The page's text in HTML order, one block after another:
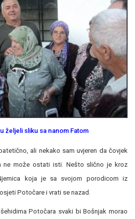
željeli sliku sa nanom Fatom
ali nekako sam uvjeren da čovjek
ne može ostati isti. Nešto slično je kroz
koja je sa svojom porodicom iz
Potočare i vrati se nazad.
Potočara svaki bi Bošnjak morao